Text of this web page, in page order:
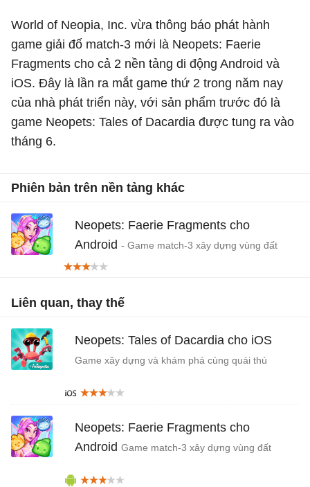
World of Neopia, Inc. vừa thông báo phát hành
game giải đố match-3 mới là Neopets: Faerie
Fragments cho cả 2 nền tảng di động Android và
iOS. Đây là lần ra mắt game thứ 2 trong năm nay
của nhà phát triển này, với sản phẩm trước đó là
game Neopets: Tales of Dacardia được tung ra vào
tháng 6.
Phiên bản trên nền tảng khác
Neopets: Faerie Fragments cho
Android - Game match-3 xây dựng vùng đất
thần tiên
Liên quan, thay thế
Neopets: Tales of Dacardia cho iOS
Game xây dựng và khám phá cùng quái thú
Neopets: Faerie Fragments cho
Android Game match-3 xây dựng vùng đất